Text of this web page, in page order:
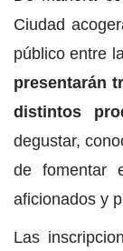
Ciudad
público entre
presentarán
distintos
degustar,
de fomentar
aficionados y
Las